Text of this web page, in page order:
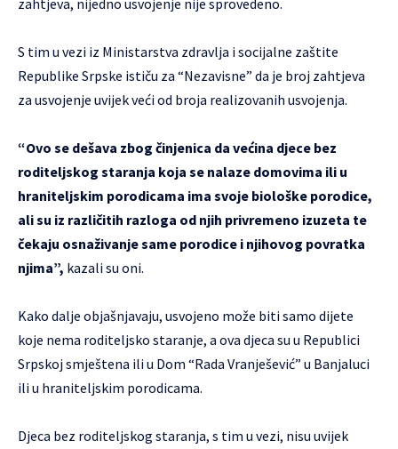
S tim u vezi iz Ministarstva zdravlja i socijalne zaštite
Republike Srpske ističu za “Nezavisne” da je broj zahtjeva
za usvojenje uvijek veći od broja realizovanih usvojenja.
“Ovo se dešava zbog činjenica da većina djece bez
roditeljskog staranja koja se nalaze domovima ili u
hraniteljskim porodicama ima svoje biološke porodice,
ali su iz različitih razloga od njih privremeno izuzeta te
čekaju osnaživanje same porodice i njihovog povratka
njima”, kazali su oni.
Kako dalje objašnjavaju, usvojeno može biti samo dijete
koje nema roditeljsko staranje, a ova djeca su u Republici
Srpskoj smještena ili u Dom “Rada Vranješević” u Banjaluci
ili u hraniteljskim porodicama.
Djeca bez roditeljskog staranja, s tim u vezi, nisu uvijek